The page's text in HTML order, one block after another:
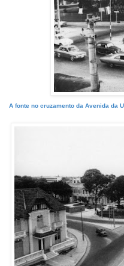
A fonte no cruzamento da Avenida da